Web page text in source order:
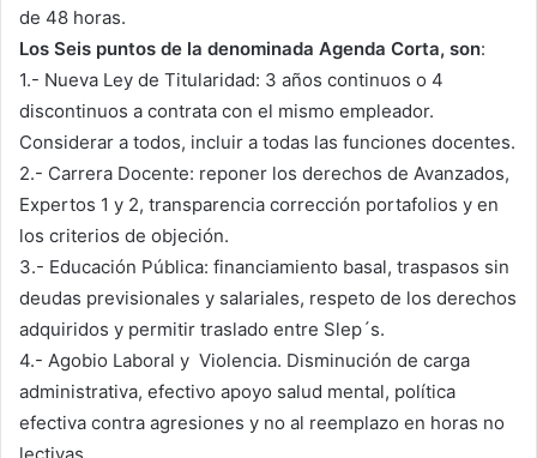
de 48 horas.
Los Seis puntos de la denominada Agenda Corta, son:
1.- Nueva Ley de Titularidad: 3 años continuos o 4
discontinuos a contrata con el mismo empleador.
Considerar a todos, incluir a todas las funciones docentes.
2.- Carrera Docente: reponer los derechos de Avanzados,
Expertos 1 y 2, transparencia corrección portafolios y en
los criterios de objeción.
3.- Educación Pública: financiamiento basal, traspasos sin
deudas previsionales y salariales, respeto de los derechos
adquiridos y permitir traslado entre Slep´s.
4.- Agobio Laboral y Violencia. Disminución de carga
administrativa, efectivo apoyo salud mental, política
efectiva contra agresiones y no al reemplazo en horas no